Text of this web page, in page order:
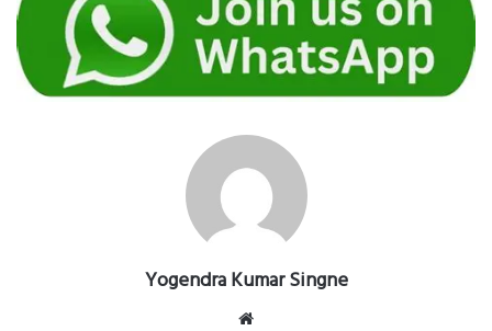
Yogendra Kumar Singne